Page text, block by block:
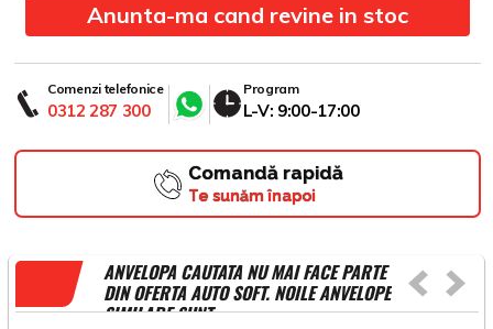
Anunta-ma cand revine in stoc
Comenzi telefonice
0312 287 300
Program
L-V: 9:00-17:00
Comandă rapidă
Te sunăm înapoi
ANVELOPA CAUTATA NU MAI FACE PARTE
DIN OFERTA AUTO SOFT. NOILE ANVELOPE
SIMILARE SUNT